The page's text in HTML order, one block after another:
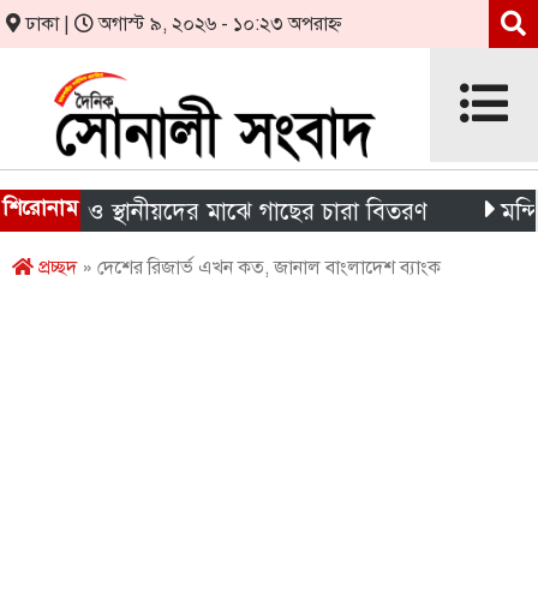
ঢাকা | অগাস্ট ৯, ২০২৬ - ১০:২৩ অপরাহ্ন
শিরোনামও স্থানীয়দের মাঝে গাছের চারা বিতরণ
প্রচ্ছদ» দেশের রিজার্ভ এখন কত, জানাল বাংলাদেশ ব্যাংক